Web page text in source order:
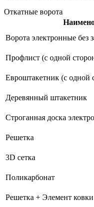
Откатные ворота
Ворота электронные без
Профлист (с одной
Евроштакетник (с одной
Деревянный штакетник
Строганная доска
Решетка
3D сетка
Поликарбонат
Решетка + Элемент ковки